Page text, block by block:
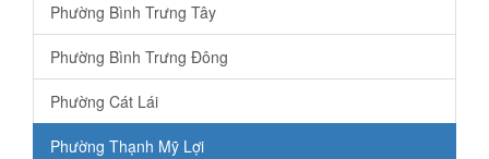
Phường Bình Trưng Tây
Phường Bình Trưng Đông
Phường Cát Lái
Phường Thạnh Mỹ Lợi